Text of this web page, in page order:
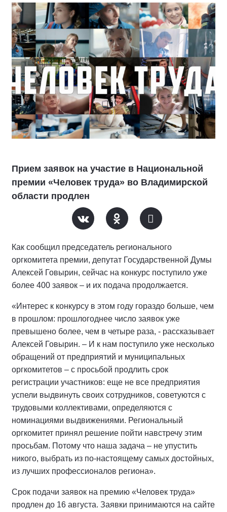
Прием заявок на участие в Национальной
премии «Человек труда» во Владимирской
области продлен
Как сообщил председатель регионального
оргкомитета премии, депутат Государственной Думы
Алексей Говырин, сейчас на конкурс поступило уже
более 400 заявок – и их подача продолжается.
«Интерес к конкурсу в этом году гораздо больше, чем
в прошлом: прошлогоднее число заявок уже
превышено более, чем в четыре раза, - рассказывает
Алексей Говырин. – И к нам поступило уже несколько
обращений от предприятий и муниципальных
оргкомитетов – с просьбой продлить срок
регистрации участников: еще не все предприятия
успели выдвинуть своих сотрудников, советуются с
трудовыми коллективами, определяются с
номинациями выдвижениями. Региональный
оргкомитет принял решение пойти навстречу этим
просьбам. Потому что наша задача – не упустить
никого, выбрать из по-настоящему самых достойных,
из лучших профессионалов региона».
Срок подачи заявок на премию «Человек труда»
продлен до 16 августа. Заявки принимаются на сайте